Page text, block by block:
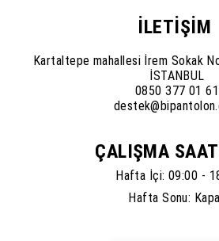
İLETİŞİM
Kartaltepe mahallesi İrem Sokak
İSTANBUL
0850 377 01 61
ÇALIŞMA
Hafta İçi: 09:00 -
Hafta Sonu: